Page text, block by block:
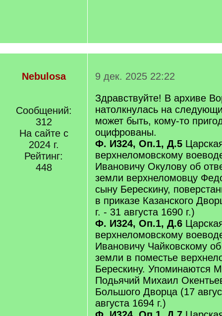
Nebulosa
Сообщений:
312
На сайте с
2024 г.
Рейтинг:
448
9 дек. 2025 22:22
Здравствуйте! В архиве
натолкнулась на
может быть, кому-то
оцифрованы.
Ф. И324, Оп.1, Д.5
верхнеломовскому
Ивановичу Окулову об
земли верхнеломовцу
сыну Берескину,
в приказе Казанского
г. - 31 августа 1690 г.)
Ф. И324, Оп.1, Д.6
верхнеломовскому
Ивановичу Чайковскому
земли в поместье
Берескину. Упоминаются
Подьячий Михаил
Большого Дворца (17
августа 1694 г.)